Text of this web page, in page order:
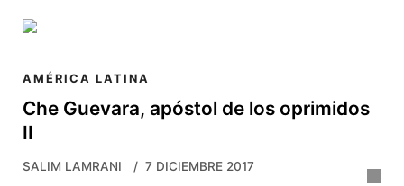
Che Guevara, apóstol de los oprimidos
II
SALIM LAMRANI 7 DICIEMBRE 2017
AMÉRICA LATINA